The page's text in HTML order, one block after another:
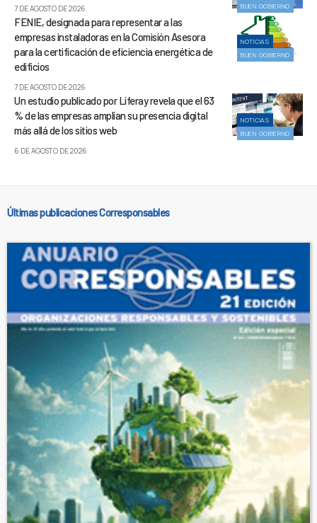
BUEN GOBIERNO
7 DE AGOSTO DE 2026
NOTICIAS
BUEN GOBIERNO
FENIE, designada para representar a las
empresas instaladoras en la Comisión Asesora
para la certificación de eficiencia energética de
edificios
7 DE AGOSTO DE 2026
NOTICIAS
BUEN GOBIERNO
Un estudio publicado por Liferay revela que el 63
% de las empresas amplían su presencia digital
más allá de los sitios web
6 DE AGOSTO DE 2026
Últimas publicaciones Corresponsables